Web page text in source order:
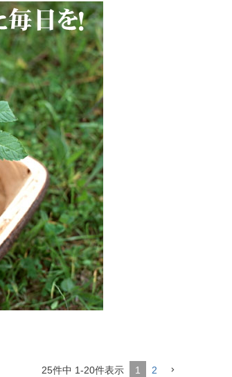
25件中 1-20件表示 1 2